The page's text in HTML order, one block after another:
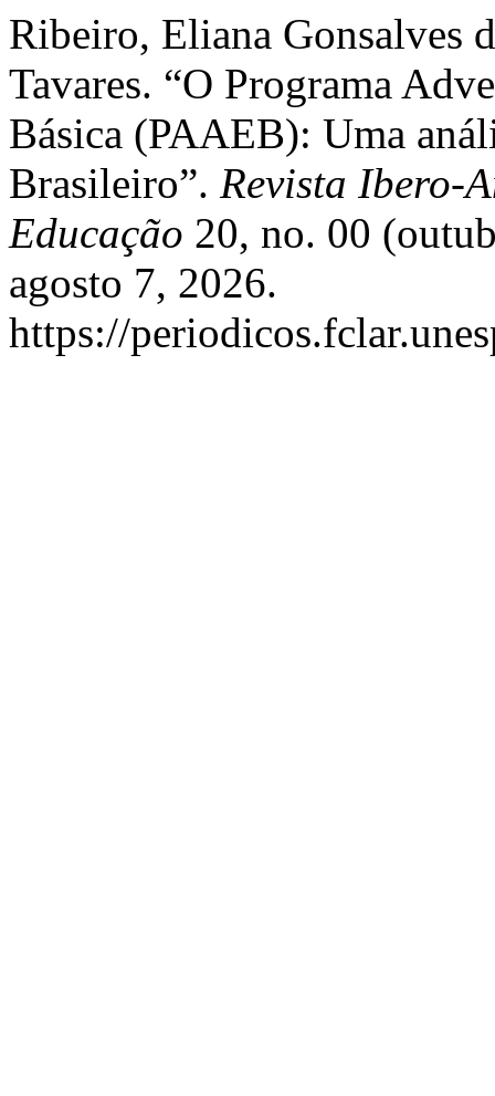
Ribeiro, Eliana Gonsalves
Tavares. “O Programa
Básica (PAAEB): Uma
Brasileiro”. Revista Ibero-
Educação 20, no. 00
agosto 7, 2026.
https://